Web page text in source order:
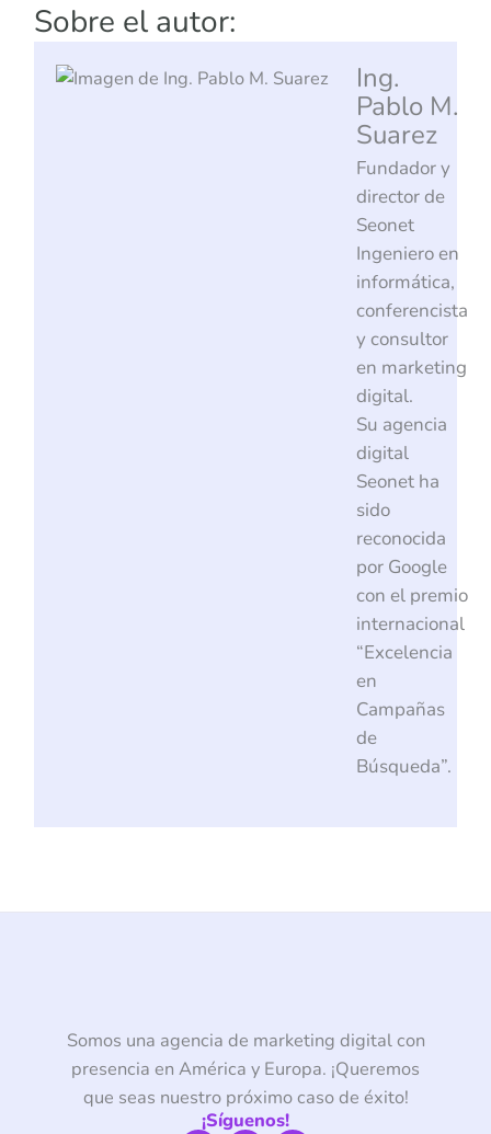
Sobre el autor:
Ing.
Pablo M.
Suarez
Fundador y
director de
Seonet
Ingeniero en
informática,
conferencista
y consultor
en marketing
digital.
Su agencia
digital
Seonet ha
sido
reconocida
por Google
con el premio
internacional
“Excelencia
en
Campañas
de
Búsqueda”.
Somos una agencia de marketing digital con
presencia en América y Europa. ¡Queremos
que seas nuestro próximo caso de éxito!
¡Síguenos!